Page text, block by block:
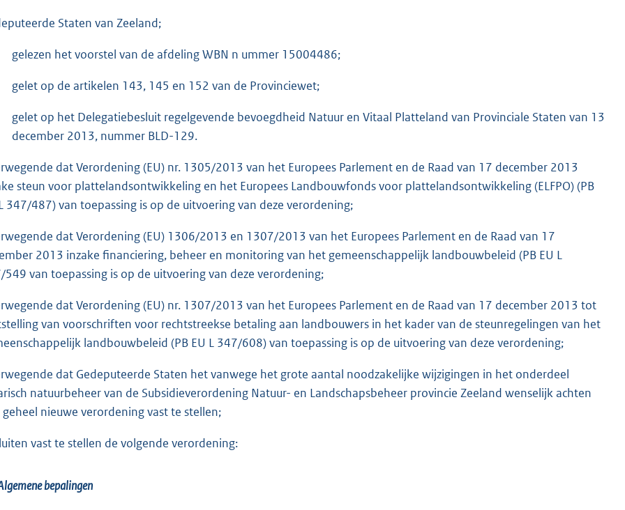
Staten van Zeeland;
gelezen het voorstel van de afdeling WBN n ummer 15004486;
gelet op de artikelen 143, 145 en 152 van de Provinciewet;
gelet op het Delegatiebesluit regelgevende bevoegdheid Natuur en Vitaal Platteland van Provinciale Staten van 13
december 2013, nummer BLD-129.
dat Verordening (EU) nr. 1305/2013 van het Europees Parlement en de Raad van 17 december 2013
steun voor plattelandsontwikkeling en het Europees Landbouwfonds voor plattelandsontwikkeling (ELFPO) (PB
347/487) van toepassing is op de uitvoering van deze verordening;
dat Verordening (EU) 1306/2013 en 1307/2013 van het Europees Parlement en de Raad van 17
2013 inzake financiering, beheer en monitoring van het gemeenschappelijk landbouwbeleid (PB EU L
549 van toepassing is op de uitvoering van deze verordening;
dat Verordening (EU) nr. 1307/2013 van het Europees Parlement en de Raad van 17 december 2013 tot
van voorschriften voor rechtstreekse betaling aan landbouwers in het kader van de steunregelingen van het
landbouwbeleid (PB EU L 347/608) van toepassing is op de uitvoering van deze verordening;
dat Gedeputeerde Staten het vanwege het grote aantal noodzakelijke wijzigingen in het onderdeel
natuurbeheer van de Subsidieverordening Natuur- en Landschapsbeheer provincie Zeeland wenselijk achten
geheel nieuwe verordening vast te stellen;
vast te stellen de volgende verordening:
bepalingen